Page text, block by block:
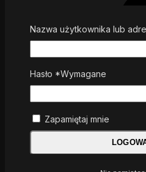
Nazwa użytkownika lub
Hasło *Wymagane
Zapamiętaj mnie